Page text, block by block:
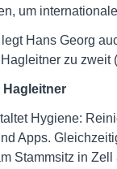
um
Hans Georg
zu zweit
Hagleitner
Hygiene:
Apps.
Stammsitz in